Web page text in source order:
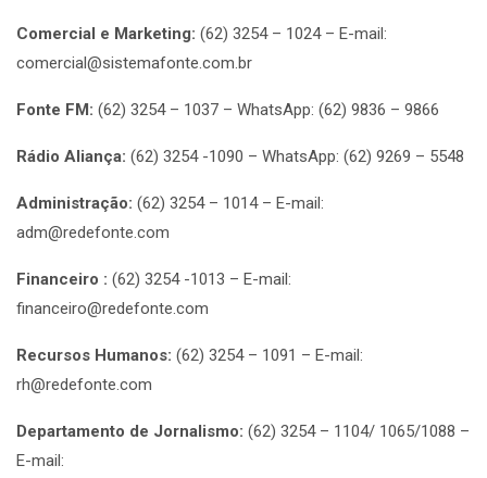
Comercial e Marketing: (62) 3254 – 1024 – E-mail:
comercial@sistemafonte.com.br
Fonte FM: (62) 3254 – 1037 – WhatsApp: (62) 9836 – 9866
Rádio Aliança: (62) 3254 -1090 – WhatsApp: (62) 9269 – 5548
Administração: (62) 3254 – 1014 – E-mail:
adm@redefonte.com
Financeiro : (62) 3254 -1013 – E-mail:
financeiro@redefonte.com
Recursos Humanos: (62) 3254 – 1091 – E-mail:
rh@redefonte.com
Departamento de Jornalismo: (62) 3254 – 1104/ 1065/1088 –
E-mail: